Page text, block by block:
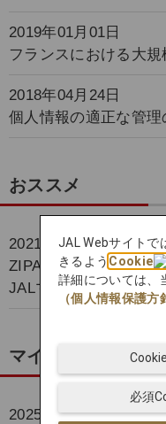
2019年01月01日
フランスにおける大
2018年04月24日
個人情報の適正な管
おススメ
2021年04月01日
ZIPAIRの航空券購入
JALマイルの相互交換
マイルをためる
2025年10月01日
JAL Webサイトで
きるよう Cookie
詳細については、
（個人情報保護方
必須